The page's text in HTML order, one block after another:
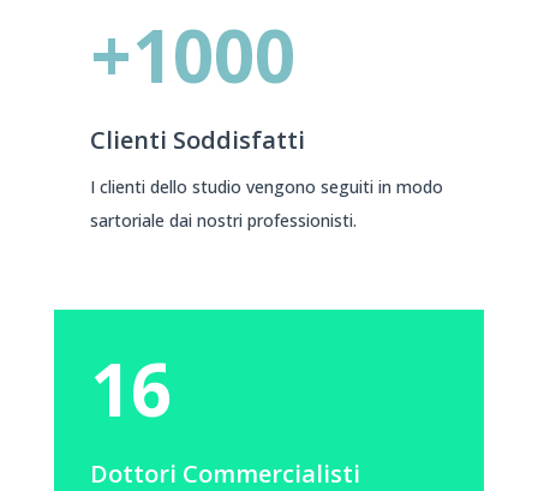
+1000
Clienti Soddisfatti
I clienti dello studio vengono seguiti in modo
sartoriale dai nostri professionisti.
16
Dottori Commercialisti